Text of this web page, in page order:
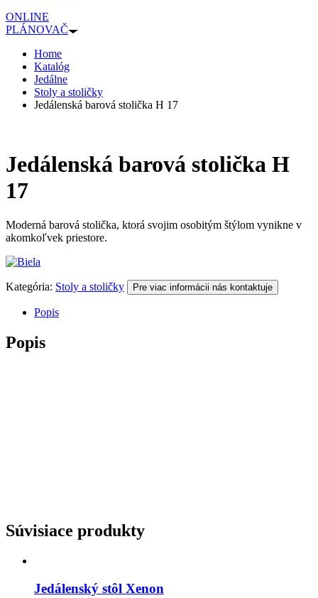
ONLINE
PLÁNOVAČ
Home
Katalóg
Jedálne
Stoly a stoličky
Jedálenská barová stolička H 17
Jedálenská barová stolička H
17
Moderná barová stolička, ktorá svojim osobitým štýlom vynikne v
akomkoľvek priestore.
Kategória: Stoly a stoličky Pre viac informácii nás kontaktuje
Popis
Popis
Súvisiace produkty
Jedálenský stôl Xenon